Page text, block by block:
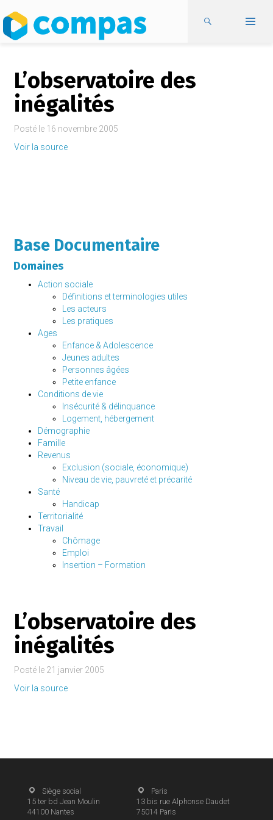
L’observatoire des
inégalités
Posté le 16 novembre 2005
Voir la source
Base Documentaire
Domaines
Action sociale
Définitions et terminologies utiles
Les acteurs
Les pratiques
Ages
Enfance & Adolescence
Jeunes adultes
Personnes âgées
Petite enfance
Conditions de vie
Insécurité & délinquance
Logement, hébergement
Démographie
Famille
Revenus
Exclusion (sociale, économique)
Niveau de vie, pauvreté et précarité
Santé
Handicap
Territorialité
Travail
Chômage
Emploi
Insertion – Formation
L’observatoire des
inégalités
Posté le 21 janvier 2005
Voir la source
Siège social
15 ter bd Jean Moulin
44100 Nantes
Paris
13 bis rue Alphonse Daudet
75014 Paris